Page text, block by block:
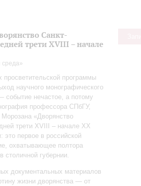
Санкт-
трети XVIII – начале
среда»
просветительской программы
научного монографического
событие нечастое, а потому
профессора СПбГУ,
«Дворянство
трети XVIII – начале ХХ
это первое в российской
охватывающее полтора
столичной губернии.
документальных материалов
жизни дворянства — от